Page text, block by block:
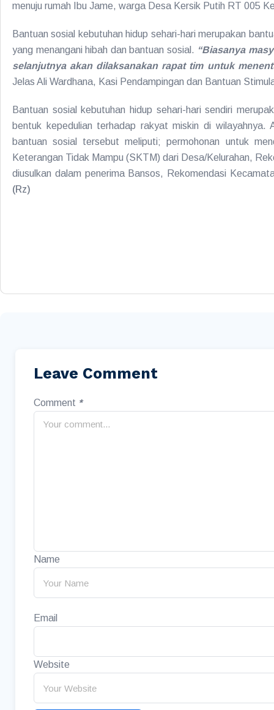
menuju rumah Ibu Jame, warga Desa Kersik Putih RT 005
Bantuan sosial kebutuhan hidup sehari-hari merupakan
yang menangani hibah dan bantuan sosial. “Biasanya
selanjutnya akan dilaksanakan rapat tim untuk
Jelas Ali Wardhana, Kasi Pendampingan dan Bantuan
Bantuan sosial kebutuhan hidup sehari-hari sendiri
bentuk kepedulian terhadap rakyat miskin di wilayahnya.
bantuan sosial tersebut meliputi; permohonan untuk
Keterangan Tidak Mampu (SKTM) dari Desa/Kelurahan,
diusulkan dalam penerima Bansos, Rekomendasi
(Rz)
Leave Comment
Comment *
Name
Email
Website